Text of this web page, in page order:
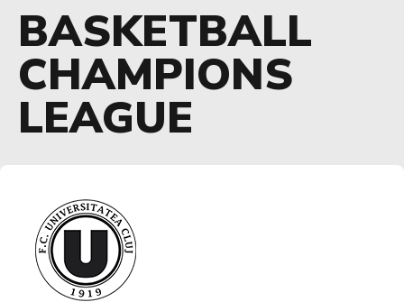
BASKETBALL
CHAMPIONS
LEAGUE